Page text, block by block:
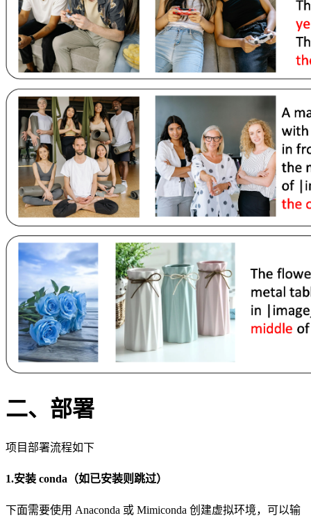
二、部署
项目部署流程如下
1.安装 conda（如已安装则跳过）
下面需要使用 Anaconda 或 Mimiconda 创建虚拟环境，可以输